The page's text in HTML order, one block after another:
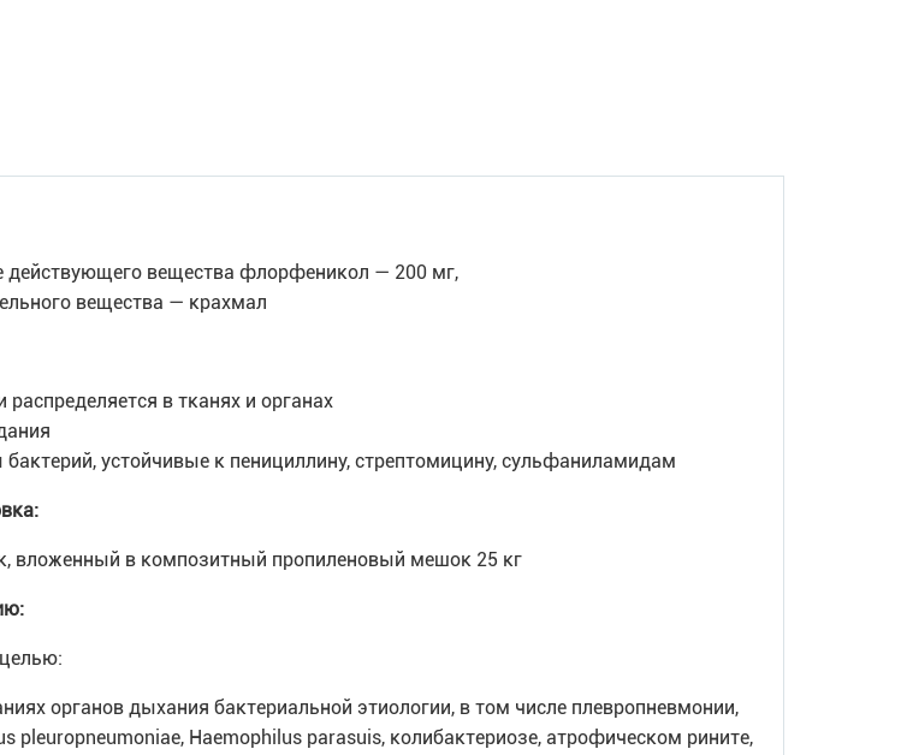
действующего вещества флорфеникол — 200 мг,
вещества — крахмал
в тканях и органах
устойчивые к пенициллину, стрептомицину, сульфаниламидам
вложенный в композитный пропиленовый мешок 25 кг
органов дыхания бактериальной этиологии, в том числе плевропневмонии,
pleuropneumoniae, Haemophilus parasuis, колибактериозе, атрофическом рините,